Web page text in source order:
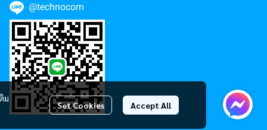
ม
Set Cookies Accept All
@technocom